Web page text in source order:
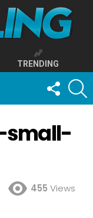
TRENDING
FOLLOW
US
small-
455 Views